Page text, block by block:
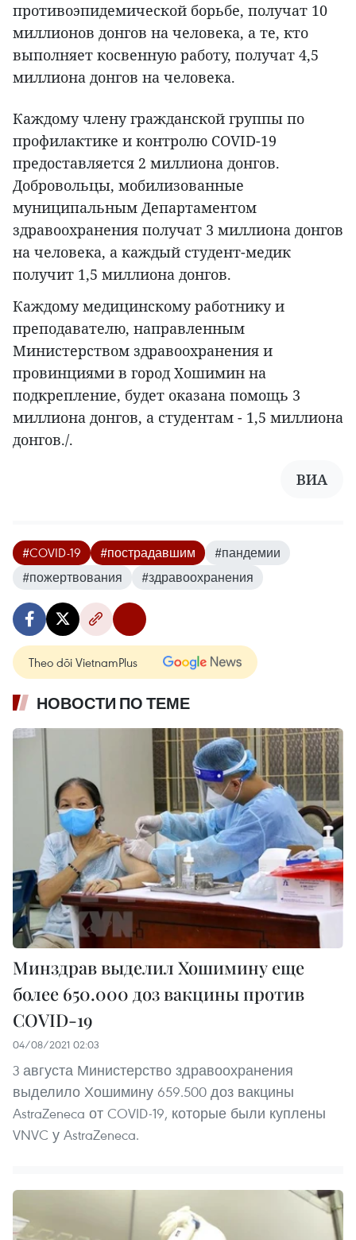
противоэпидемической борьбе, получат 10
миллионов донгов на человека, а те, кто
выполняет косвенную работу, получат 4,5
миллиона донгов на человека.
Каждому члену гражданской группы по
профилактике и контролю COVID-19
предоставляется 2 миллиона донгов.
Добровольцы, мобилизованные
муниципальным Департаментом
здравоохранения получат 3 миллиона донгов
на человека, а каждый студент-медик
получит 1,5 миллиона донгов.
Каждому медицинскому работнику и
преподавателю, направленным
Министерством здравоохранения и
провинциями в город Хошимин на
подкрепление, будет оказана помощь 3
миллиона донгов, а студентам - 1,5 миллиона
донгов./.
ВИА
#COVID-19 #пострадавшим
#пандемии
#пожертвования
#здравоохранения
Theo dõi VietnamPlus
НОВОСТИ ПО ТЕМЕ
Минздрав выделил Хошимину еще
более 650.000 доз вакцины против
COVID-19
04/08/2021 02:03
3 августа Министерство здравоохранения
выделило Хошимину 659.500 доз вакцины
AstraZeneca от COVID-19, которые были куплены
VNVC у AstraZeneca.